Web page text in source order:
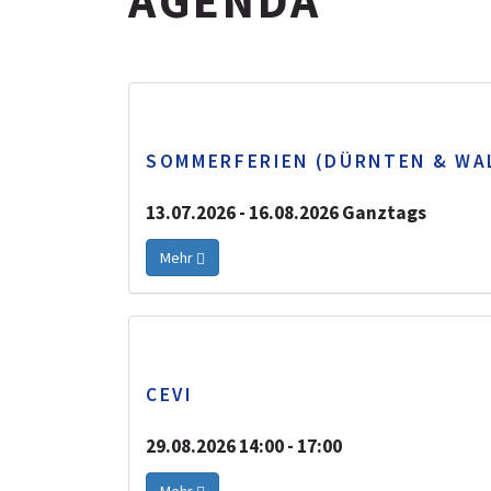
SOMMERFERIEN (DÜRNTEN &
13.07.2026 - 16.08.2026 Ganztags
Mehr
CEVI
29.08.2026 14:00 - 17:00